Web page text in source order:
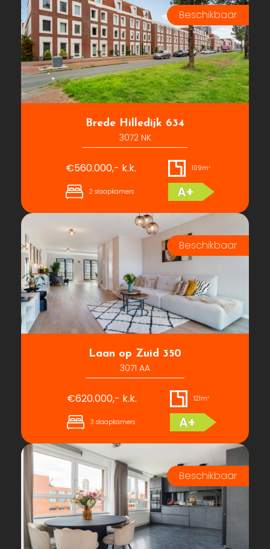
Brede Hilledijk 634
3072 NK
€560.000,- k.k. 109m²
2 slaapkamers A+
Laan op Zuid 350
3071 AA
€620.000,- k.k. 121m²
3 slaapkamers A+